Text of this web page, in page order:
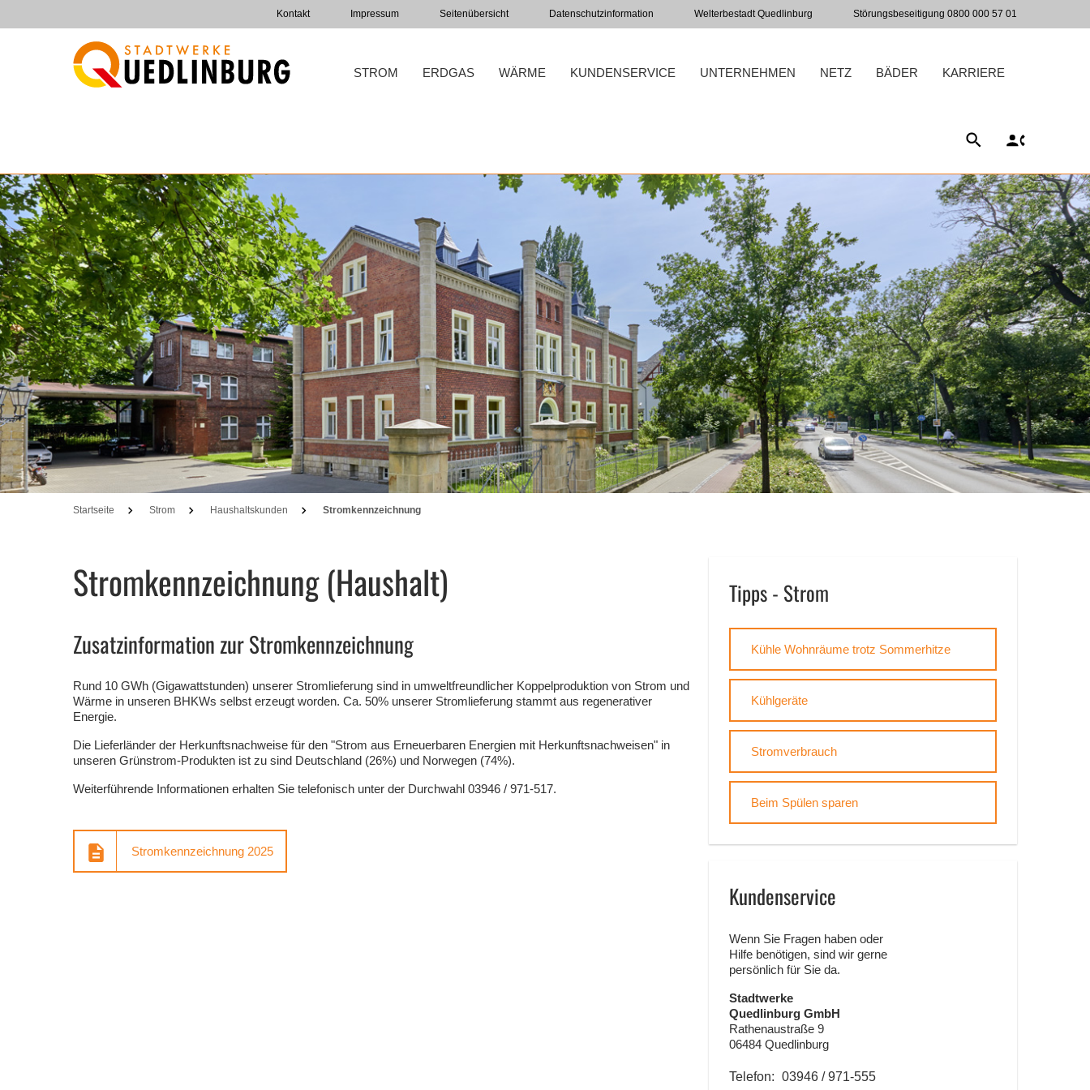
Kontakt Impressum Seitenübersicht Datenschutzinformation Welterbestadt Quedlinburg Störungsbeseitigung 0800 000 57 01
STROM ERDGAS WÄRME KUNDENSERVICE UNTERNEHMEN NETZ BÄDER KARRIERE
SUCHEKONTAKT
Startseite Strom Haushaltskunden Stromkennzeichnung
Stromkennzeichnung (Haushalt)
Zusatzinformation zur Stromkennzeichnung
Rund 10 GWh (Gigawattstunden) unserer Stromlieferung sind in umweltfreundlicher Koppelproduktion von Strom und
Wärme in unseren BHKWs selbst erzeugt worden. Ca. 50% unserer Stromlieferung stammt aus regenerativer
Energie.
Die Lieferländer der Herkunftsnachweise für den "Strom aus Erneuerbaren Energien mit Herkunftsnachweisen" in
unseren Grünstrom-Produkten ist zu sind Deutschland (26%) und Norwegen (74%).
Weiterführende Informationen erhalten Sie telefonisch unter der Durchwahl 03946 / 971-517.
Stromkennzeichnung 2025
Tipps - Strom
Kühle Wohnräume trotz Sommerhitze
Kühlgeräte
Stromverbrauch
Beim Spülen sparen
Kundenservice
Wenn Sie Fragen haben oder
Hilfe benötigen, sind wir gerne
persönlich für Sie da.
Stadtwerke
Quedlinburg GmbH
Rathenaustraße 9
06484 Quedlinburg
Telefon: 03946 / 971-555